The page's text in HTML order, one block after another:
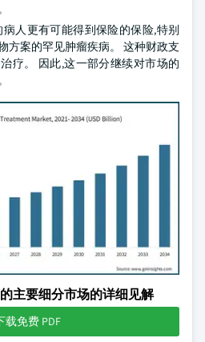
人更有可能得到保险的保险,特别
方案的罕见肿瘤疾病。 这种财政支
疗。 因此,这一部分继续对市场的
主要细分市场的详细见解
载免费 PDF